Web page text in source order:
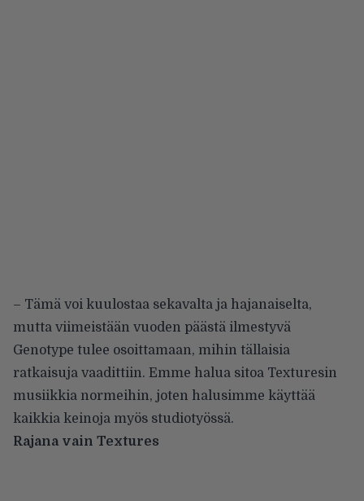
– Tämä voi kuulostaa sekavalta ja hajanaiselta,
mutta viimeistään vuoden päästä ilmestyvä
Genotype tulee osoittamaan, mihin tällaisia
ratkaisuja vaadittiin. Emme halua sitoa Texturesin
musiikkia normeihin, joten halusimme käyttää
kaikkia keinoja myös studiotyössä.
Rajana vain Textures